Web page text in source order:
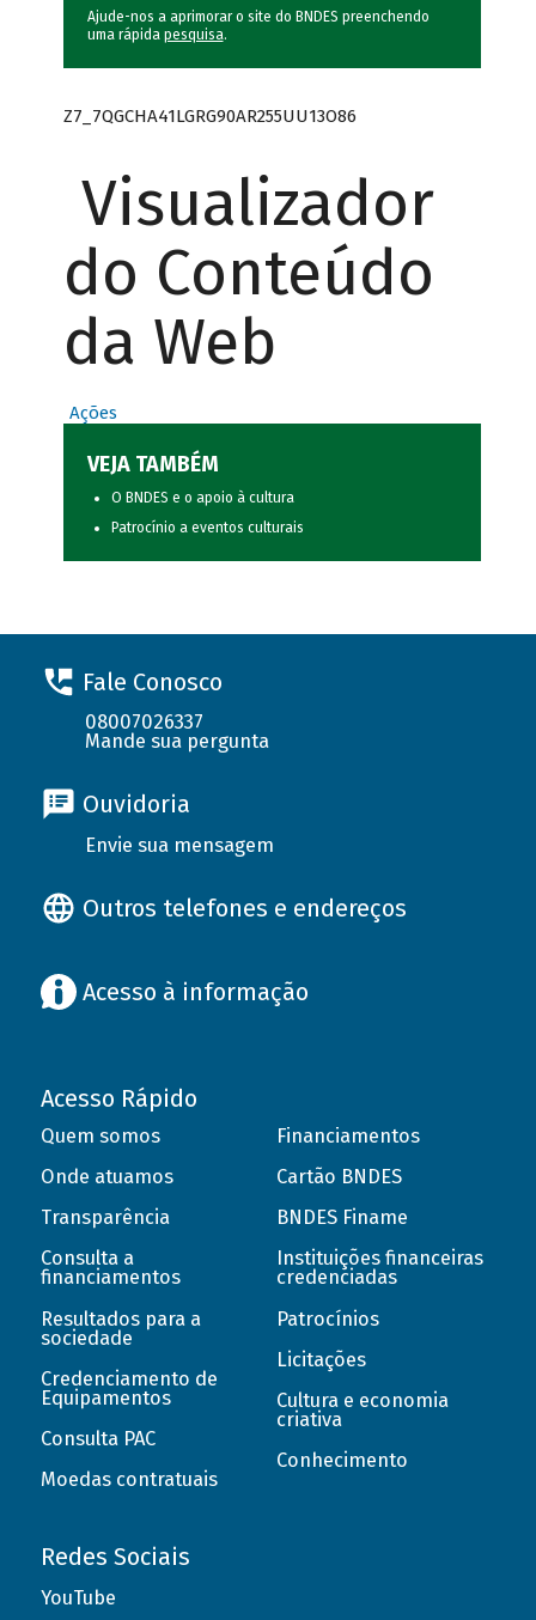
Ajude-nos a aprimorar o site do BNDES preenchendo
uma rápida pesquisa.
Z7_7QGCHA41LGRG90AR255UU13O86
Visualizador
do Conteúdo
da Web
Ações
VEJA TAMBÉM
O BNDES e o apoio à cultura
Patrocínio a eventos culturais
Fale Conosco
08007026337
Mande sua pergunta
Ouvidoria
Envie sua mensagem
Outros telefones e endereços
Acesso à informação
Acesso Rápido
Quem somos
Onde atuamos
Transparência
Consulta a
financiamentos
Resultados para a
sociedade
Credenciamento de
Equipamentos
Consulta PAC
Moedas contratuais
Financiamentos
Cartão BNDES
BNDES Finame
Instituições financeiras
credenciadas
Patrocínios
Licitações
Cultura e economia
criativa
Conhecimento
Redes Sociais
YouTube